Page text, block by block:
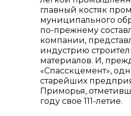
главный костяк
муниципального
по-прежнему
компании,
индустрию
материалов. И,
«Спасскцемент»,
старейших
Приморья,
году свое 111-летие.